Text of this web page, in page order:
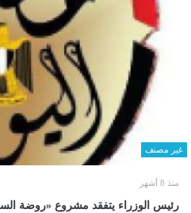
غير مصنف
منذ 8 أشهر